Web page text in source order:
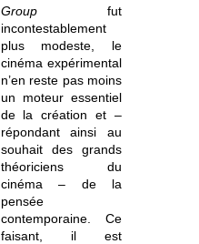
Group fut
incontestablement
plus modeste, le
cinéma expérimental
n’en reste pas moins
un moteur essentiel
de la création et –
répondant ainsi au
souhait des grands
théoriciens du
cinéma – de la
pensée
contemporaine. Ce
faisant, il est